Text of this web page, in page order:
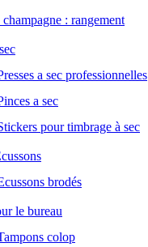
champagne : rangement
a sec professionnelles
a sec
pour timbrage à sec
brodés
le bureau
colop